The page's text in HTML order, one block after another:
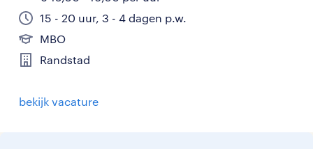
15 - 20 uur, 3 - 4 dagen p.w.
MBO
Randstad
bekijk vacature